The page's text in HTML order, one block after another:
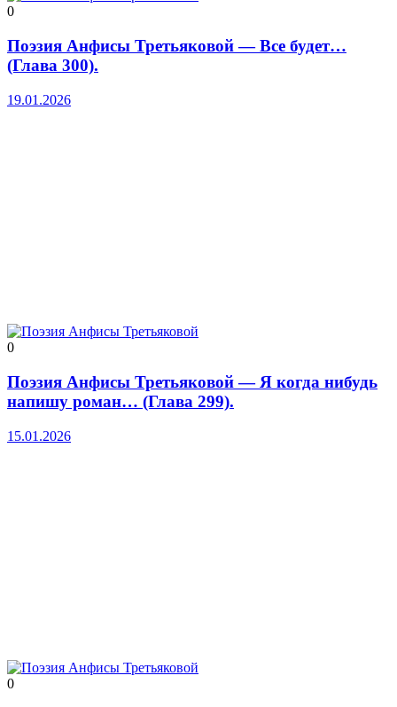
0
Поэзия Анфисы Третьяковой — Все будет…
(Глава 300).
19.01.2026
0
Поэзия Анфисы Третьяковой — Я когда нибудь
напишу роман… (Глава 299).
15.01.2026
0